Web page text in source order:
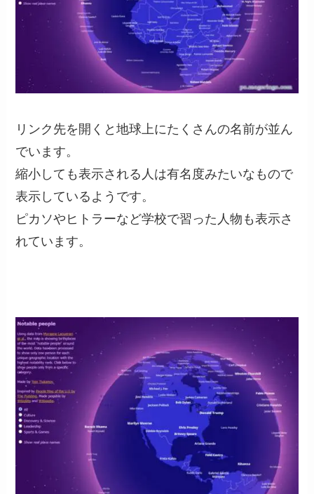
リンク先を開くと地球上にたくさんの名前が並ん
でいます。
縮小しても表示される人は有名度みたいなもので
表示しているようです。
ピカソやヒトラーなど学校で習った人物も表示さ
れています。